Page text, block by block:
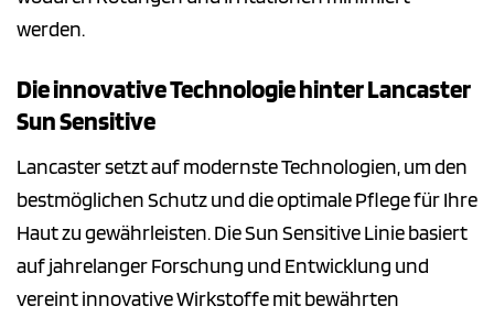
werden.
Die innovative Technologie hinter Lancaster
Sun Sensitive
Lancaster setzt auf modernste Technologien, um den
bestmöglichen Schutz und die optimale Pflege für Ihre
Haut zu gewährleisten. Die Sun Sensitive Linie basiert
auf jahrelanger Forschung und Entwicklung und
vereint innovative Wirkstoffe mit bewährten